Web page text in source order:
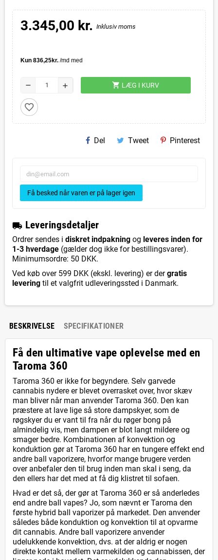
3.345,00 kr. Inklusiv moms
remove add shopping_cart LÆG I KURV
favorite_border
Del Tweet Pinterest
Få besked når varen er på lager igen
local_shipping Leveringsdetaljer
Ordrer sendes i diskret indpakning og leveres inden for
1-3 hverdage (gælder dog ikke for bestillingsvarer).
Minimumsordre: 50 DKK.
Ved køb over 599 DKK (ekskl. levering) er dergratis
levering til et valgfrit udleveringssted i Danmark.
BESKRIVELSE SPECIFIKATIONER
Få den ultimative vape oplevelse med en
Taroma 360
Taroma 360 er ikke for begyndere. Selv garvede
cannabis nydere er blevet overrasket over, hvor skæv
man bliver når man anvender Taroma 360. Den kan
præstere at lave lige så store dampskyer, som de
røgskyer du er vant til fra når du røger bong på
almindelig vis, men dampen er blot langt mildere og
smager bedre. Kombinationen af konvektion og
konduktion gør at Taroma 360 har en tungere effekt end
andre ball vaporizere, hvorfor mange brugere verden
over anbefaler den til brug inden man skal i seng, da
den ellers har det med at få dig klistret til sofaen.
Hvad er det så, der gør at Taroma 360 er så anderledes
end andre ball vapes? Jo, som nævnt er Taroma den
første hybrid ball vaporizer på markedet. Den anvender
således både konduktion og konvektion til at opvarme
dit cannabis. Andre ball vaporizere anvender
udelukkende konvektion, dvs. at der aldrig er nogen
direkte kontakt mellem varmekilden og cannabissen, der